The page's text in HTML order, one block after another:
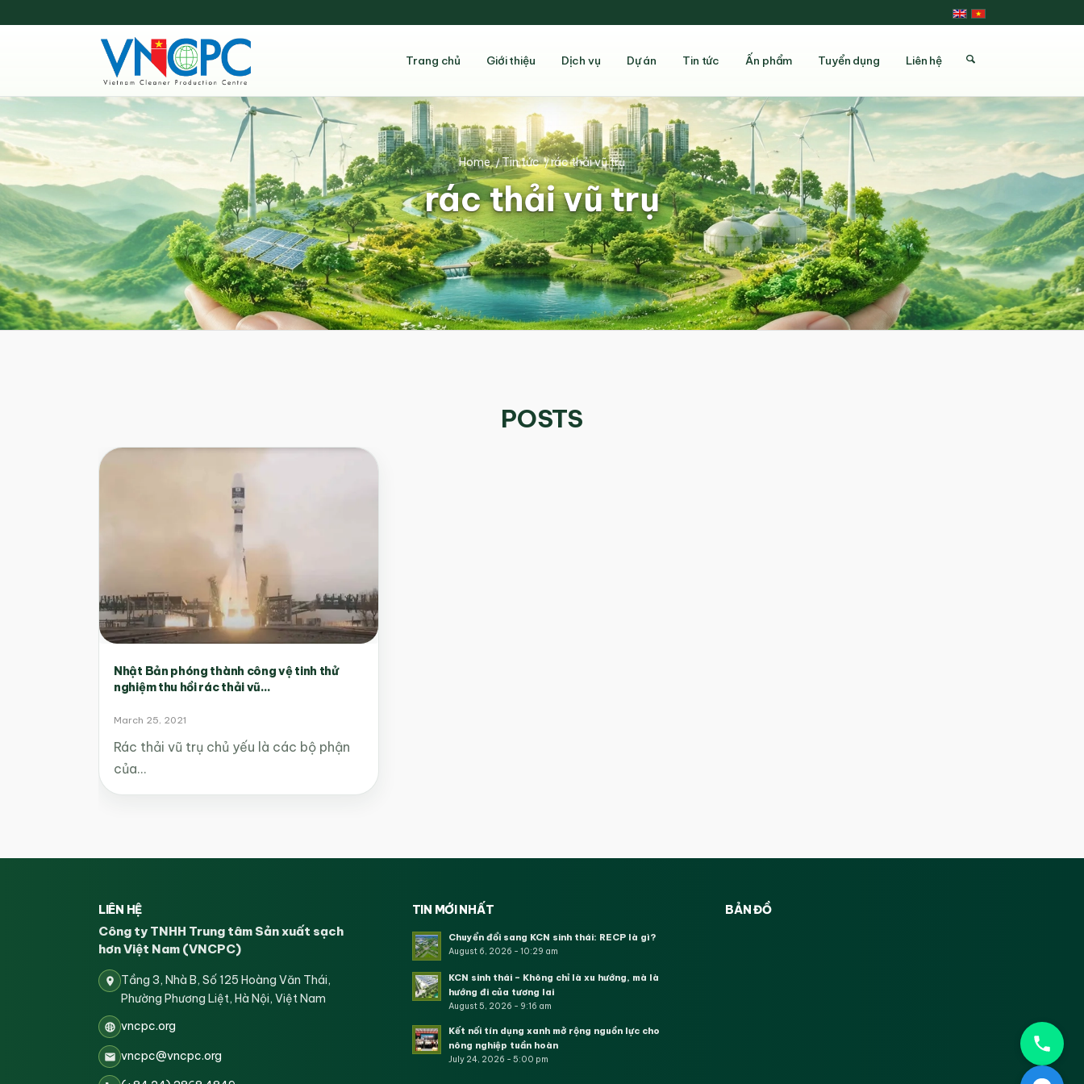
Trang chủ Giới thiệu Dịch vụ Dự án Tin tức Ấn phẩm Tuyển dụng Liên hệ
rác thải vũ trụ
Home /Tin tức /rác thải vũ trụ
POSTS
Nhật Bản phóng thành công vệ tinh thử
nghiệm thu hồi rác thải vũ...
March 25, 2021
Rác thải vũ trụ chủ yếu là các bộ phận
của…
LIÊN HỆ
Công ty TNHH Trung tâm Sản xuất sạch
hơn Việt Nam (VNCPC)
Tầng 3, Nhà B, Số 125 Hoàng Văn Thái,
Phường Phương Liệt, Hà Nội, Việt Nam
vncpc.org
vncpc@vncpc.org
TIN MỚI NHẤT
Chuyển đổi sang KCN sinh thái: RECP là gì?
August 6, 2026 - 10:29 am
KCN sinh thái – Không chỉ là xu hướng, mà là
hướng đi của tương lai
August 5, 2026 - 9:16 am
Kết nối tín dụng xanh mở rộng nguồn lực cho
nông nghiệp tuần hoàn
July 24, 2026 - 5:00 pm
BẢN ĐỒ